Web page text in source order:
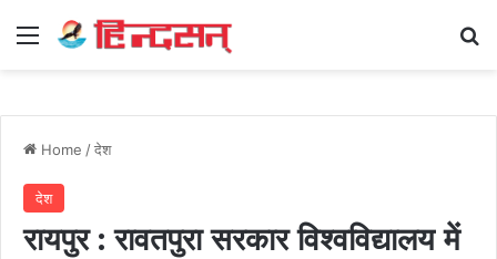
Menu
Home /देश
देश
रायपुर : रावतपुरा सरकार विश्वविद्यालय में